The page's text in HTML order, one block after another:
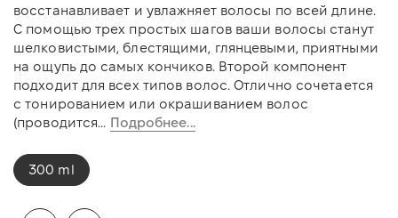
восстанавливает и увлажняет волосы по всей длине.
С помощью трех простых шагов ваши волосы станут
шелковистыми, блестящими, глянцевыми, приятными
на ощупь до самых кончиков. Второй компонент
подходит для всех типов волос. Отлично сочетается
с тонированием или окрашиванием волос
(проводится... Подробнее...
300 ml